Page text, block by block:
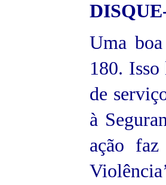
Uma
180.
de
à
ação